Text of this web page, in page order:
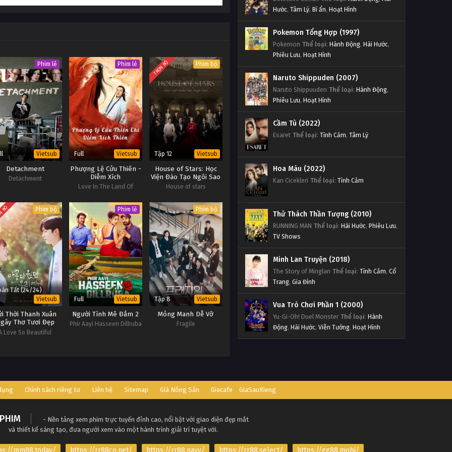
Tớ Tập 7 Vietsub #1
Tập 6 Vietsub #1
Phim lẻ
Vietsub
Detachment
Detachment
Phim lẻ
Full Vietsub
Phượng Lệ Cửu Thiên -
Diễm Xích
Love In The Land Of
TRỌN BỘ Phim bộ
Tập 12 Vietsub
House of Stars: Học
Viện Đào Tạo Ngôi Sao
House of stars
BỘ Phim bộ
Tất (24/24)
Vietsub
Thời Thanh Xuân
Thơ Tươi Đẹp
(Bản Hàn)
Love So Beautiful
Phim lẻ
Full Vietsub
Người Tình Mê Đắm 2
Phir Aayi Hasseen Dillruba
Phim bộ
Tập 8 Vietsub
Mỏng Manh Dễ Vỡ
Fragile
Hước, Tâm Lý, Bí ẩn, Hoạt Hình
Pokemon Tổng Hợp (1997)
Pokemon Thể loại: Hành Động, Hài Hước,
Phiêu Lưu, Hoạt Hình
Naruto Shippuden (2007)
Naruto Shippuuden Thể loại: Hành Động,
Phiêu Lưu, Hoạt Hình
Cầm Tù (2022)
Esaret Thể loại: Tình Cảm, Tâm Lý
Hoa Máu (2022)
Kan Cicekleri Thể loại: Tình Cảm
Thử Thách Thần Tượng (2010)
RUNNING MAN Thể loại: Hài Hước, Phiêu Lưu,
TV Shows
Minh Lan Truyện (2018)
The Story of Minglan Thể loại: Tình Cảm, Cổ
Trang, Gia Đình
Vua Trò Chơi Phần 1 (2000)
Yu-Gi-Oh! Duel Monster Thể loại: Hành
Động, Hài Hước, Viễn Tưởng, Hoạt Hình
Chính sách riêng tư Liên hệ Sitemap Giá Nông Sản Giacafe GiaSauRieng
- Nền tảng xem phim trực tuyến đỉnh cao, nổi bật với giao diện đẹp mắt
và thiết kế sáng tạo, đưa người xem vào một hành trình giải trí tuyệt vời.
mm88.today/ https://rr88co.net/ https://rr88.navy/ https://rr88.select/ https://gg88.mobi/